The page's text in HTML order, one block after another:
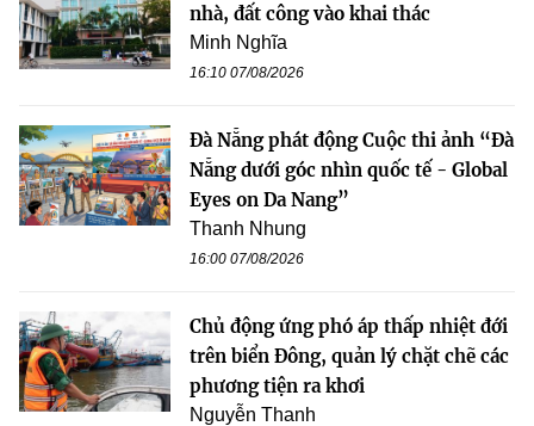
nhà, đất công vào khai thác
Minh Nghĩa
16:10 07/08/2026
Đà Nẵng phát động Cuộc thi ảnh “Đà
Nẵng dưới góc nhìn quốc tế - Global
Eyes on Da Nang”
Thanh Nhung
16:00 07/08/2026
Chủ động ứng phó áp thấp nhiệt đới
trên biển Đông, quản lý chặt chẽ các
phương tiện ra khơi
Nguyễn Thanh